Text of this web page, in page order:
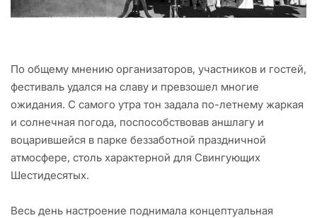
По общему мнению организаторов, участников и гостей,
фестиваль удался на славу и превзошел многие
ожидания. С самого утра тон задала по-летнему жаркая
и солнечная погода, поспособствовав аншлагу и
воцарившейся в парке беззаботной праздничной
атмосфере, столь характерной для Свингующих
Шестидесятых.
Весь день настроение поднимала концептуальная